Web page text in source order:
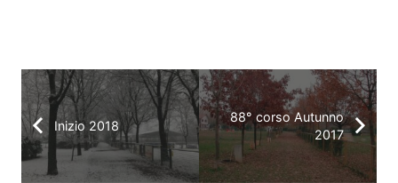
Inizio 2018
88° corso Autunno
2017